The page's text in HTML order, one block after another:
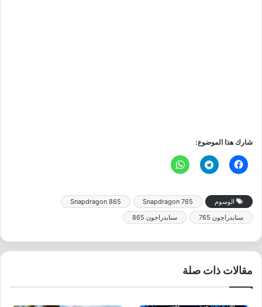
شارك هذا الموضوع:
الوسوم Snapdragon 765
Snapdragon 865
سنابدراجون 765
سنابدراجون 865
مقالات ذات صلة